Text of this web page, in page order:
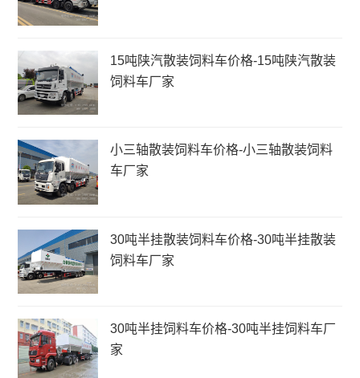
15吨陕汽散装饲料车价格-15吨陕汽散装
饲料车厂家
小三轴散装饲料车价格-小三轴散装饲料
车厂家
30吨半挂散装饲料车价格-30吨半挂散装
饲料车厂家
30吨半挂饲料车价格-30吨半挂饲料车厂
家